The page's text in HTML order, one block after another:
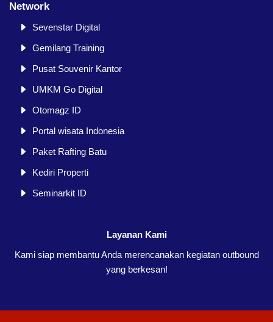
Network
Sevenstar Digital
Gemilang Training
Pusat Souvenir Kantor
UMKM Go Digital
Otomagz ID
Portal wisata Indonesia
Paket Rafting Batu
Kediri Properti
Seminarkit ID
Layanan Kami
Kami siap membantu Anda merencanakan kegiatan outbound
yang berkesan!